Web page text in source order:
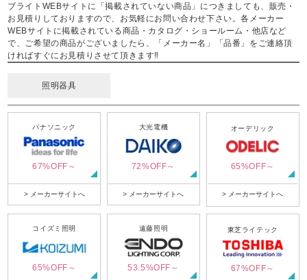
ブライトWEBサイトに「掲載されていない商品」につきましても、販売・
お見積りしておりますので、お気軽にお問い合わせ下さい。各メーカー
WEBサイトに掲載されている商品・カタログ・ショールーム・他店など
で、ご希望の商品がございましたら、「メーカー名」「品番」をご連絡頂
ければすぐにお見積りさせて頂きます‼
照明器具
パナソニック
67%OFF～
> メーカーサイトへ
大光電機
72%OFF～
> メーカーサイトへ
オーデリック
65%OFF～
> メーカーサイトへ
コイズミ照明
65%OFF～
遠藤照明
53.5%OFF～
東芝ライテック
67%OFF～